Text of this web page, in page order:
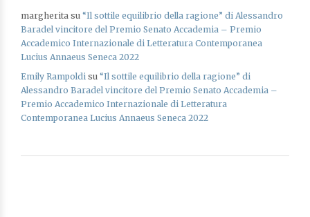
margherita su “Il sottile equilibrio della ragione” di Alessandro
Baradel vincitore del Premio Senato Accademia – Premio
Accademico Internazionale di Letteratura Contemporanea
Lucius Annaeus Seneca 2022
Emily Rampoldi su “Il sottile equilibrio della ragione” di
Alessandro Baradel vincitore del Premio Senato Accademia –
Premio Accademico Internazionale di Letteratura
Contemporanea Lucius Annaeus Seneca 2022